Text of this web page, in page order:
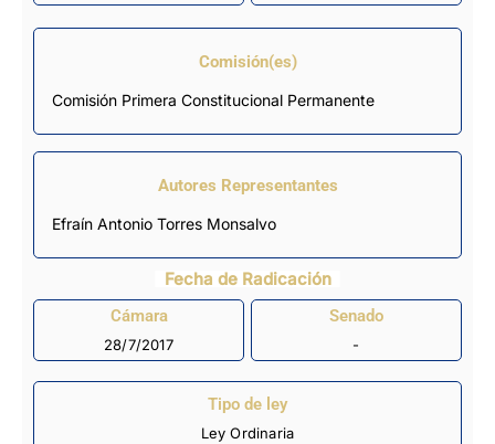
Comisión(es)
Comisión Primera Constitucional Permanente
Autores Representantes
Efraín Antonio Torres Monsalvo
Fecha de Radicación
Cámara
28/7/2017
Senado
-
Tipo de ley
Ley Ordinaria